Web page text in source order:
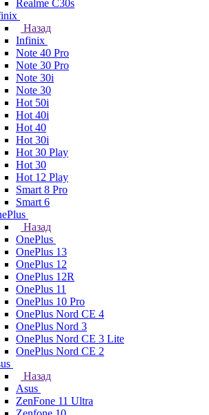
Realme C30s
Назад
Infinix
Note 40 Pro
Note 30 Pro
Note 30i
Note 30
Hot 50i
Hot 40i
Hot 40
Hot 30i
Hot 30 Play
Hot 30
Hot 12 Play
Smart 8 Pro
Smart 6
Назад
OnePlus
OnePlus 13
OnePlus 12
OnePlus 12R
OnePlus 11
OnePlus 10 Pro
OnePlus Nord CE 4
OnePlus Nord 3
OnePlus Nord CE 3 Lite
OnePlus Nord CE 2
Назад
Asus
ZenFone 11 Ultra